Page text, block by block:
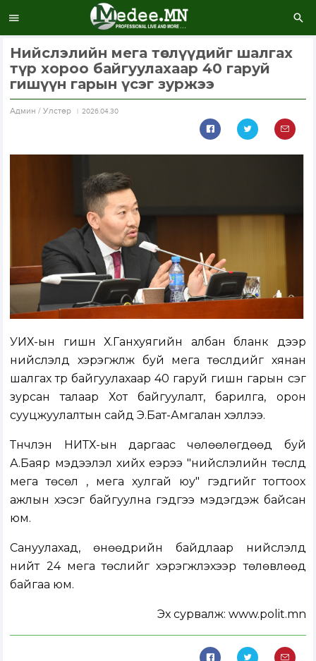
Нийслэлийн мега төслүүдийг шалгах
түр хороо байгуулахаар 40 гаруй
гишүүн гарын үсэг зуржээ
Aдмин / Улстөр 2026.04.30
УИХ-ын гишүүн Х.Ганхуягийн албан бланк дээр
нийслэлд хэрэгжүүлж буй мега төслүүдийг хянан
шалгах түр байгуулахаар 40 гаруй гишүүн гарын үсэг
зурсан талаар Хот байгуулалт, барилга, орон
сууцжуулалтын сайд Э.Бат-Амгалан хэллээ.
Түүнчлэн НИТХ-ын даргаас чөлөөлөгдөөд буй
А.Баяр мэдээлэл хийх үеэрээ "нийслэлийн төслүүд
мега төсөл үү, мега хулгай юу" гэдгийг тогтоох
ажлын хэсэг байгуулна гэдгээ мэдэгдэж байсан
юм.
Сануулахад, өнөөдрийн байдлаар нийслэлд
нийт 24 мега төслийг хэрэгжүүлэхээр төлөвлөөд
байгаа юм.
Эх сурвалж: www.polit.mn